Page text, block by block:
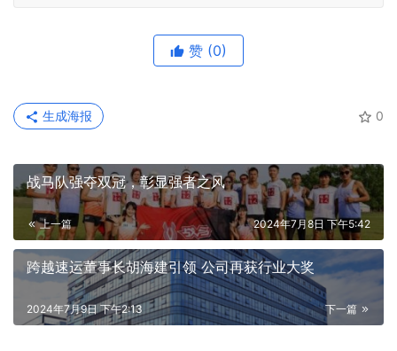
赞 (0)
0
生成海报
战马队强夺双冠，彰显强者之风
上一篇 2024年7月8日 下午5:42
跨越速运董事长胡海建引领 公司再获行业大奖
下一篇
2024年7月9日 下午2:13